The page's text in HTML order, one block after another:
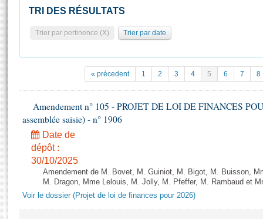
Pétitions
Projets de loi
Propositions de loi
Amendements
Textes adoptés
Rapports d'information
Rapports d'enquête
Statistiques et chiffres clés
Documents de référence
( Constitution | Règlement de l'Assemblée ... )
Juniors
Anciennes législatures
Liens vers les sites publics
La Bibliothèque
Contacts et plan d'accès
Photos libres de droit
TRI DES RÉSULTATS
Trier par pertinence (X) Trier par date
« précedent 1 2 3 4 5 6 7 8
Amendement n° 105 - PROJET DE LOI DE FINANCES
assemblée saisie) - n° 1906
Date de
dépôt :
30/10/2025
Amendement de M. Bovet, M. Guiniot, M. Bigot, M. Buisson,
M. Dragon, Mme Lelouis, M. Jolly, M. Pfeffer, M. Rambaud et
Voir le dossier (Projet de loi de finances pour 2026)